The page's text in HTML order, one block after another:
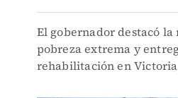
El gobernador destacó
pobreza extrema y
rehabilitación en